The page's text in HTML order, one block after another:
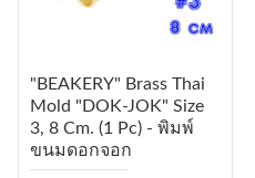
"BEAKERY" Brass Thai
Mold "DOK-JOK" Size
3, 8 Cm. (1 Pc) - พิมพ์
ขนมดอกจอก